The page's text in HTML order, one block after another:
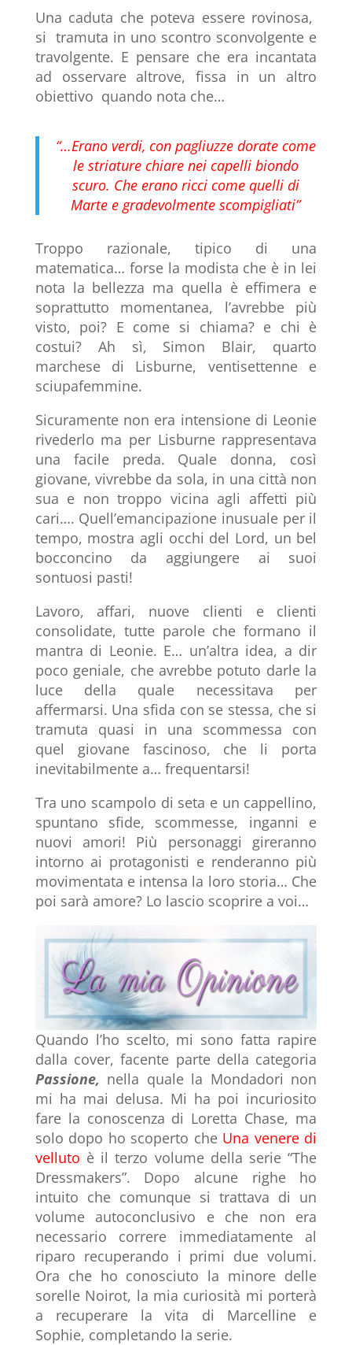
Una caduta che poteva essere rovinosa,
si tramuta in uno scontro sconvolgente e
travolgente. E pensare che era incantata
ad osservare altrove, fissa in un altro
obiettivo quando nota che…
“…Erano verdi, con pagliuzze dorate come
le striature chiare nei capelli biondo
scuro. Che erano ricci come quelli di
Marte e gradevolmente scompigliati”
Troppo razionale, tipico di una
matematica… forse la modista che è in lei
nota la bellezza ma quella è effimera e
soprattutto momentanea, l’avrebbe più
visto, poi? E come si chiama? e chi è
costui? Ah sì, Simon Blair, quarto
marchese di Lisburne, ventisettenne e
sciupafemmine.
Sicuramente non era intensione di Leonie
rivederlo ma per Lisburne rappresentava
una facile preda. Quale donna, così
giovane, vivrebbe da sola, in una città non
sua e non troppo vicina agli affetti più
cari…. Quell’emancipazione inusuale per il
tempo, mostra agli occhi del Lord, un bel
bocconcino da aggiungere ai suoi
sontuosi pasti!
Lavoro, affari, nuove clienti e clienti
consolidate, tutte parole che formano il
mantra di Leonie. E… un’altra idea, a dir
poco geniale, che avrebbe potuto darle la
luce della quale necessitava per
affermarsi. Una sfida con se stessa, che si
tramuta quasi in una scommessa con
quel giovane fascinoso, che li porta
inevitabilmente a… frequentarsi!
Tra uno scampolo di seta e un cappellino,
spuntano sfide, scommesse, inganni e
nuovi amori! Più personaggi gireranno
intorno ai protagonisti e renderanno più
movimentata e intensa la loro storia… Che
poi sarà amore? Lo lascio scoprire a voi…
Quando l’ho scelto, mi sono fatta rapire
dalla cover, facente parte della categoria
Passione, nella quale la Mondadori non
mi ha mai delusa. Mi ha poi incuriosito
fare la conoscenza di Loretta Chase, ma
solo dopo ho scoperto che Una venere di
velluto è il terzo volume della serie “The
Dressmakers”. Dopo alcune righe ho
intuito che comunque si trattava di un
volume autoconclusivo e che non era
necessario correre immediatamente al
riparo recuperando i primi due volumi.
Ora che ho conosciuto la minore delle
sorelle Noirot, la mia curiosità mi porterà
a recuperare la vita di Marcelline e
Sophie, completando la serie.